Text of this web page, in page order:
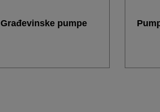
Građevinske pumpe